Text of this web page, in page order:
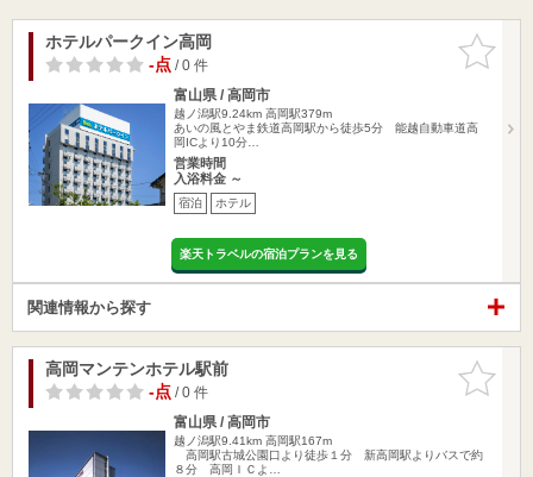
お気に入
りに追加
ホテルパークイン高岡
-点/ 0 件
富山県 / 高岡市
越ノ潟駅9.24km 高岡駅379m
あいの風とやま鉄道高岡駅から徒歩5分 能越自動車道高
岡ICより10分…
営業時間
入浴料金 ～
宿泊 ホテル
楽天トラベルの宿泊プランを見る
関連情報から探す
お気に入
りに追加
高岡マンテンホテル駅前
-点/ 0 件
富山県 / 高岡市
越ノ潟駅9.41km 高岡駅167m
高岡駅古城公園口より徒歩１分 新高岡駅よりバスで約
８分 高岡ＩＣよ…